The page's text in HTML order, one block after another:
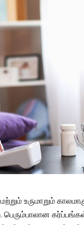
உருமாறும்